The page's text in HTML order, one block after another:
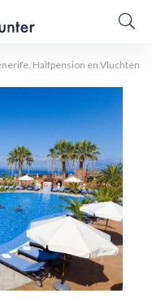
Halfpension en Vluchten